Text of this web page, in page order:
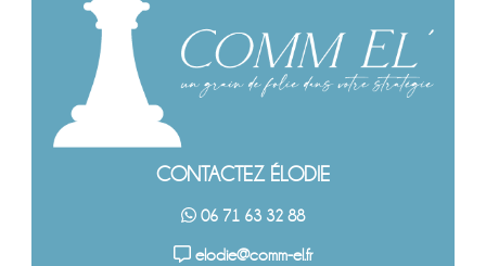
CONTACTEZ ÉLODIE
06 71 63 32 88
elodie@comm-el.fr